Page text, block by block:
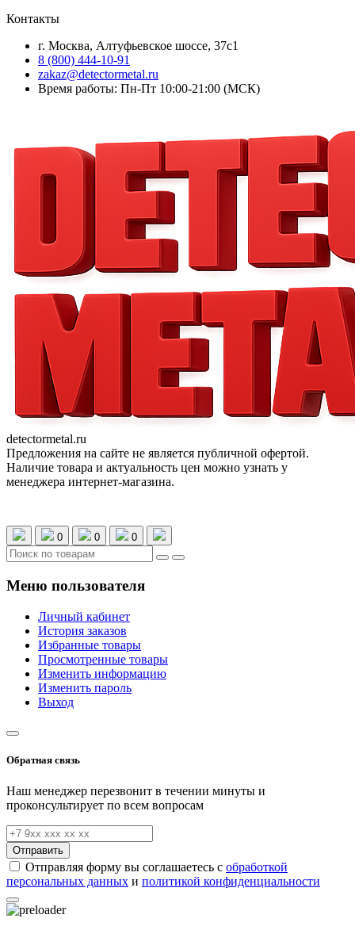
Контакты
г. Москва, Алтуфьевское шоссе, 37с1
8 (800) 444-10-91
zakaz@detectormetal.ru
Время работы: Пн-Пт 10:00-21:00 (МСК)
detectormetal.ru
Предложения на сайте не является публичной офертой.
Наличие товара и актуальность цен можно узнать у
менеджера интернет-магазина.
0 0 0
Меню пользователя
Личный кабинет
История заказов
Избранные товары
Просмотренные товары
Изменить информацию
Изменить пароль
Выход
Обратная связь
Наш менеджер перезвонит в течении минуты и
проконсультирует по всем вопросам
Отправить
Отправляя форму вы соглашаетесь с обработкой
персональных данных и политикой конфиденциальности